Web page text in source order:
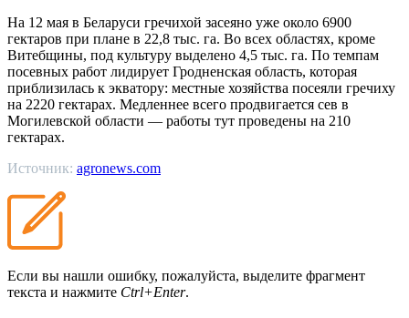
На 12 мая в Беларуси гречихой засеяно уже около 6900
гектаров при плане в 22,8 тыс. га. Во всех областях, кроме
Витебщины, под культуру выделено 4,5 тыс. га. По темпам
посевных работ лидирует Гродненская область, которая
приблизилась к экватору: местные хозяйства посеяли гречиху
на 2220 гектарах. Медленнее всего продвигается сев в
Могилевской области — работы тут проведены на 210
гектарах.
Источник: agronews.com
Если вы нашли ошибку, пожалуйста, выделите фрагмент
текста и нажмите Ctrl+Enter.